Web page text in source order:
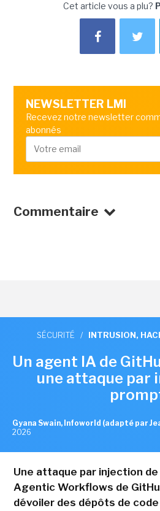
Cet article vous a plu?
NEWSLETTER LMI
Recevez notre newsletter
abonnés
Commentaire
SÉCURITÉ / INTRUSION,
Un agent IA de
une attaque par
Gyana Swain, Infoworld (adapté par
2026
Une attaque par injection
Agentic Workflows de
dévoiler des dépôts de